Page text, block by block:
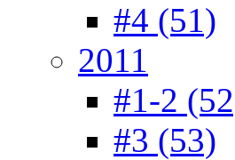
#4 (51)
2011
#1-2
#3 (53)